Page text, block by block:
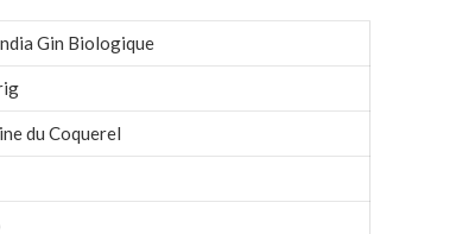
Gin Biologique
du Coquerel